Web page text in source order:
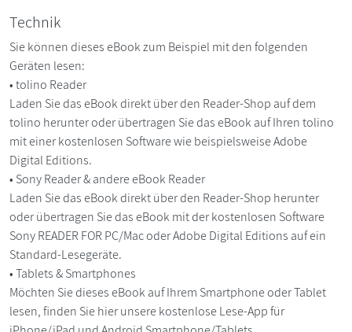
Technik
Sie können dieses eBook zum Beispiel mit den folgenden
Geräten lesen:
• tolino Reader
Laden Sie das eBook direkt über den Reader-Shop auf dem
tolino herunter oder übertragen Sie das eBook auf Ihren tolino
mit einer kostenlosen Software wie beispielsweise Adobe
Digital Editions.
• Sony Reader & andere eBook Reader
Laden Sie das eBook direkt über den Reader-Shop herunter
oder übertragen Sie das eBook mit der kostenlosen Software
Sony READER FOR PC/Mac oder Adobe Digital Editions auf ein
Standard-Lesegeräte.
• Tablets & Smartphones
Möchten Sie dieses eBook auf Ihrem Smartphone oder Tablet
lesen, finden Sie hier unsere kostenlose Lese-App für